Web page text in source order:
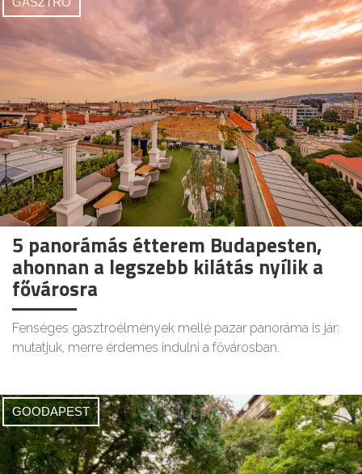
5 panorámás étterem Budapesten,
ahonnan a legszebb kilátás nyílik a
fővárosra
Fenséges gasztroélmények mellé pazar panoráma is jár:
mutatjuk, merre érdemes indulni a fővárosban.
GOODAPEST